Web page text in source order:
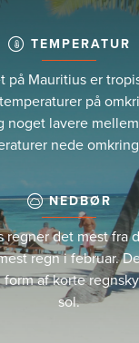
TEMPERATUR
på Mauritius er
på
noget lavere
nede
NEDBØR
regner det mest fra
regn i februar.
af korte
sol.